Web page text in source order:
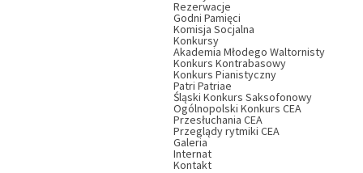
Rezerwacje
Godni Pamięci
Komisja Socjalna
Konkursy
Akademia Młodego Waltornisty
Konkurs Kontrabasowy
Konkurs Pianistyczny
Patri Patriae
Śląski Konkurs Saksofonowy
Ogólnopolski Konkurs CEA
Przesłuchania CEA
Przeglądy rytmiki CEA
Galeria
Internat
Kontakt